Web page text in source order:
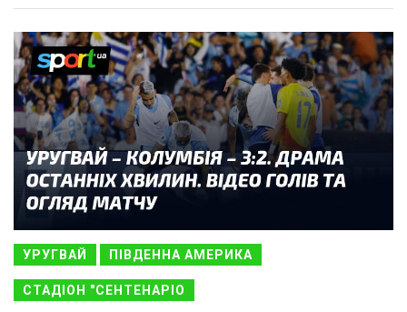
УРУГВАЙ ПІВДЕННА АМЕРИКА
СТАДІОН "СЕНТЕНАРІО